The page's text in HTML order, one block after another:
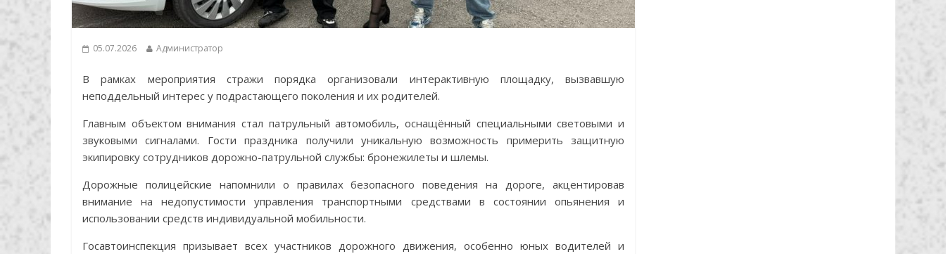
05.07.2026 Администратор
В рамках мероприятия стражи порядка организовали интерактивную площадку, вызвавшую
неподдельный интерес у подрастающего поколения и их родителей.
Главным объектом внимания стал патрульный автомобиль, оснащённый специальными световыми и
звуковыми сигналами. Гости праздника получили уникальную возможность примерить защитную
экипировку сотрудников дорожно-патрульной службы: бронежилеты и шлемы.
Дорожные полицейские напомнили о правилах безопасного поведения на дороге, акцентировав
внимание на недопустимости управления транспортными средствами в состоянии опьянения и
использовании средств индивидуальной мобильности.
Госавтоинспекция призывает всех участников дорожного движения, особенно юных водителей и